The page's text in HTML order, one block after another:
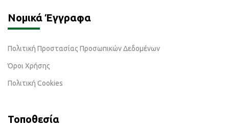
Νομικά Έγγραφα
Πολιτική Προστασίας Προσωπικών Δεδομένων
Όροι Χρήσης
Πολιτική Cookies
Τοποθεσία